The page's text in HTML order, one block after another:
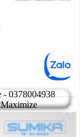
-3%